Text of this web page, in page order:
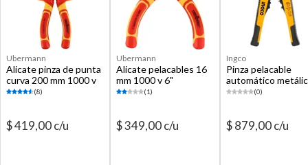
Ubermann
Alicate pinza de punta
curva 200 mm 1000 v
8"
(8)
$ 419,00 c/u
Ubermann
Alicate pelacables 16
mm 1000 v 6"
(1)
$ 349,00 c/u
Ingco
Pinza pelacable
automático
(0)
$ 879,00 c/u